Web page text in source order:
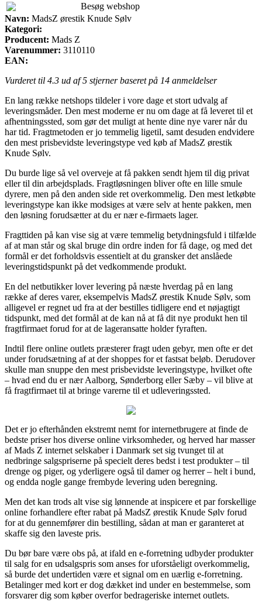
Besøg webshop
Navn: MadsZ ørestik Knude Sølv
Kategori:
Producent: Mads Z
Varenummer: 3110110
EAN:
Vurderet til 4.3 ud af 5 stjerner baseret på 14 anmeldelser
En lang række netshops tildeler i vore dage et stort udvalg af
leveringsmåder. Den mest moderne er nu om dage at få leveret til et
afhentningssted, som gør det muligt at hente dine nye varer når du
har tid. Fragtmetoden er jo temmelig ligetil, samt desuden endvidere
den mest prisbevidste leveringstype ved køb af MadsZ ørestik
Knude Sølv.
Du burde lige så vel overveje at få pakken sendt hjem til dig privat
eller til din arbejdsplads. Fragtløsningen bliver ofte en lille smule
dyrere, men på den anden side ret overkommelig. Den mest letkøbte
leveringstype kan ikke modsiges at være selv at hente pakken, men
den løsning forudsætter at du er nær e-firmaets lager.
Fragttiden på kan vise sig at være temmelig betydningsfuld i tilfælde
af at man står og skal bruge din ordre inden for få dage, og med det
formål er det forholdsvis essentielt at du gransker det anslåede
leveringstidspunkt på det vedkommende produkt.
En del netbutikker lover levering på næste hverdag på en lang
række af deres varer, eksempelvis MadsZ ørestik Knude Sølv, som
alligevel er regnet ud fra at der bestilles tidligere end et nøjagtigt
tidspunkt, med det formål at de kan nå at få dit nye produkt hen til
fragtfirmaet forud for at de lageransatte holder fyraften.
Indtil flere online outlets præsterer fragt uden gebyr, men ofte er det
under forudsætning af at der shoppes for et fastsat beløb. Derudover
skulle man snuppe den mest prisbevidste leveringstype, hvilket ofte
– hvad end du er nær Aalborg, Sønderborg eller Sæby – vil blive at
få fragtfirmaet til at bringe varerne til et udleveringssted.
Det er jo efterhånden ekstremt nemt for internetbrugere at finde de
bedste priser hos diverse online virksomheder, og herved har masser
af Mads Z internet selskaber i Danmark set sig tvunget til at
nedbringe salgspriserne på specielt deres bedst i test produkter – til
drenge og piger, og yderligere også til damer og herrer – helt i bund,
og endda nogle gange frembyde levering uden beregning.
Men det kan trods alt vise sig lønnende at inspicere et par forskellige
online forhandlere efter rabat på MadsZ ørestik Knude Sølv forud
for at du gennemfører din bestilling, sådan at man er garanteret at
skaffe sig den laveste pris.
Du bør bare være obs på, at ifald en e-forretning udbyder produkter
til salg for en udsalgspris som anses for uforståeligt overkommelig,
så burde det undertiden være et signal om en uærlig e-forretning.
Betalinger med kort er dog dækket ind under en bestemmelse, som
forsvarer dig som køber overfor bedrageriske internet outlets.